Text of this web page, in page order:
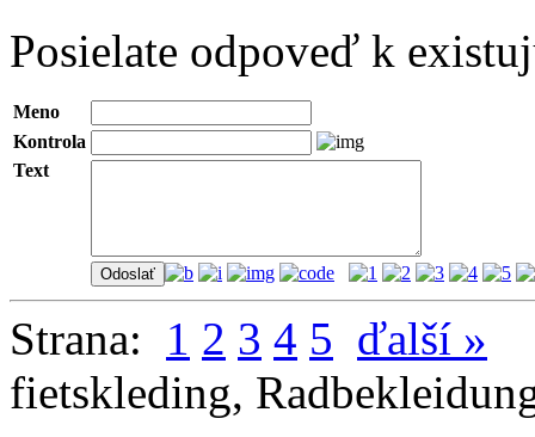
Posielate odpoveď k
Meno
Kontrola
Text
Strana: 1 2 3 4 5 ďalší »
fietskleding,